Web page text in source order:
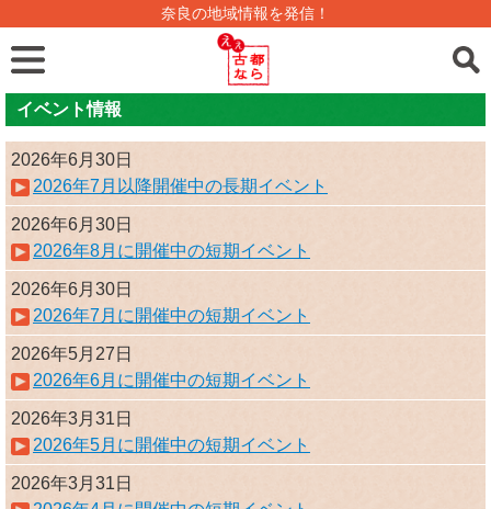
奈良の地域情報を発信！
イベント情報
2026年6月30日
2026年7月以降開催中の長期イベント
2026年6月30日
2026年8月に開催中の短期イベント
2026年6月30日
2026年7月に開催中の短期イベント
2026年5月27日
2026年6月に開催中の短期イベント
2026年3月31日
2026年5月に開催中の短期イベント
2026年3月31日